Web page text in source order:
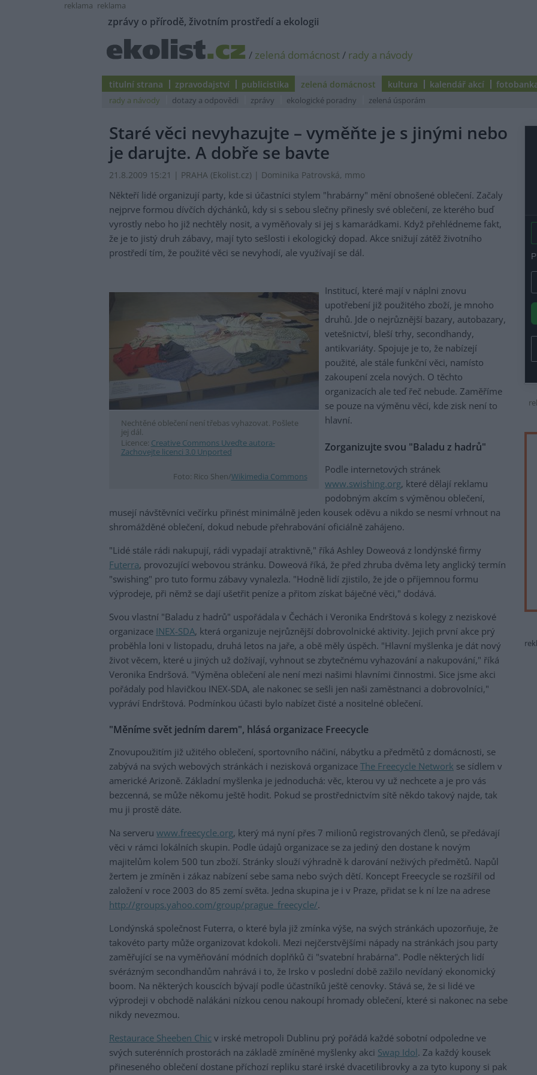
reklama reklama
zprávy o přírodě, životním prostředí a ekologii
/ zelená domácnost/ rady a návody
titulní strana zpravodajství publicistika zelená domácnost kultura kalendář akcí
rady a návody dotazy a odpovědi zprávy ekologické poradny zelená úsporám
Staré věci nevyhazujte – vyměňte je s jinými nebo
je darujte. A dobře se bavte
21.8.2009 15:21 | PRAHA (Ekolist.cz) | Dominika Patrovská, mmo
Někteří lidé organizují party, kde si účastníci stylem "hrabárny" mění obnošené oblečení. Začaly
nejprve formou dívčích dýchánků, kdy si s sebou slečny přinesly své oblečení, ze kterého buď
vyrostly nebo ho již nechtěly nosit, a vyměňovaly si jej s kamarádkami. Když přehlédneme fakt,
že je to jistý druh zábavy, mají tyto sešlosti i ekologický dopad. Akce snižují zátěž životního
prostředí tím, že použité věci se nevyhodí, ale využívají se dál.
Nechtěné oblečení není třebas vyhazovat. Pošlete
jej dál.
Licence: Creative Commons Uveďte autora-
Zachovejte licenci 3.0 Unported
Foto: Rico Shen/Wikimedia Commons
Institucí, které mají v náplni znovu
upotřebení již použitého zboží, je mnoho
druhů. Jde o nejrůznější bazary, autobazary,
vetešnictví, bleší trhy, secondhandy,
antikvariáty. Spojuje je to, že nabízejí
použité, ale stále funkční věci, namísto
zakoupení zcela nových. O těchto
organizacích ale teď řeč nebude. Zaměříme
se pouze na výměnu věcí, kde zisk není to
hlavní.
Zorganizujte svou "Baladu z hadrů"
Podle internetových stránek
www.swishing.org, které dělají reklamu
podobným akcím s výměnou oblečení,
musejí návštěvníci večírku přinést minimálně jeden kousek oděvu a nikdo se nesmí vrhnout na
shromážděné oblečení, dokud nebude přehrabování oficiálně zahájeno.
"Lidé stále rádi nakupují, rádi vypadají atraktivně," říká Ashley Doweová z londýnské firmy
Futerra, provozující webovou stránku. Doweová říká, že před zhruba dvěma lety anglický termín
"swishing" pro tuto formu zábavy vynalezla. "Hodně lidí zjistilo, že jde o příjemnou formu
výprodeje, při němž se dají ušetřit peníze a přitom získat báječné věci," dodává.
Svou vlastní "Baladu z hadrů" uspořádala v Čechách i Veronika Endrštová s kolegy z neziskové
organizace INEX-SDA, která organizuje nejrůznější dobrovolnické aktivity. Jejich první akce prý
proběhla loni v listopadu, druhá letos na jaře, a obě měly úspěch. "Hlavní myšlenka je dát nový
život věcem, které u jiných už dožívají, vyhnout se zbytečnému vyhazování a nakupování," říká
Veronika Endršová. "Výměna oblečení ale není mezi našimi hlavními činnostmi. Sice jsme akci
pořádaly pod hlavičkou INEX-SDA, ale nakonec se sešli jen naši zaměstnanci a dobrovolníci,"
vypráví Endrštová. Podmínkou účasti bylo nabízet čisté a nositelné oblečení.
"Měníme svět jedním darem", hlásá organizace Freecycle
Znovupoužitím již užitého oblečení, sportovního náčiní, nábytku a předmětů z domácnosti, se
zabývá na svých webových stránkách i nezisková organizace The Freecycle Network se sídlem v
americké Arizoně. Základní myšlenka je jednoduchá: věc, kterou vy už nechcete a je pro vás
bezcenná, se může někomu ještě hodit. Pokud se prostřednictvím sítě někdo takový najde, tak
mu ji prostě dáte.
Na serveru www.freecycle.org, který má nyní přes 7 milionů registrovaných členů, se předávají
věci v rámci lokálních skupin. Podle údajů organizace se za jediný den dostane k novým
majitelům kolem 500 tun zboží. Stránky slouží výhradně k darování neživých předmětů. Napůl
žertem je zmíněn i zákaz nabízení sebe sama nebo svých dětí. Koncept Freecycle se rozšířil od
založení v roce 2003 do 85 zemí světa. Jedna skupina je i v Praze, přidat se k ní lze na adrese
http://groups.yahoo.com/group/prague_freecycle/.
Londýnská společnost Futerra, o které byla již zmínka výše, na svých stránkách upozorňuje, že
takovéto party může organizovat kdokoli. Mezi nejčerstvějšími nápady na stránkách jsou party
zaměřující se na vyměňování módních doplňků či "svatební hrabárna". Podle některých lidí
svérázným secondhandům nahrává i to, že Irsko v poslední době zažilo nevídaný ekonomický
boom. Na některých kouscích bývají podle účastníků ještě cenovky. Stává se, že si lidé ve
výprodeji v obchodě nalákáni nízkou cenou nakoupí hromady oblečení, které si nakonec na sebe
nikdy nevezmou.
Restaurace Sheeben Chic v irské metropoli Dublinu prý pořádá každé sobotní odpoledne ve
svých suterénních prostorách na základě zmíněné myšlenky akci Swap Idol. Za každý kousek
přineseného oblečení dostane příchozí repliku staré irské dvacetilibrovky a za tyto kupony si pak